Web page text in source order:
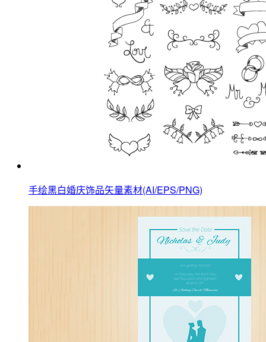
手绘黑白婚庆饰品矢量素材(AI/EPS/PNG)